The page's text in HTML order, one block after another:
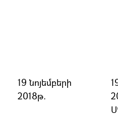
19 նոյեմբերի
2018թ.